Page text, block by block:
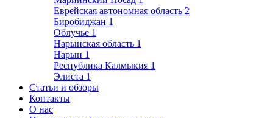
Еврейская автономная область 2
Биробиджан 1
Облучье 1
Нарынская область 1
Нарын 1
Республика Калмыкия 1
Элиста 1
Статьи и обзоры
Контакты
О нас